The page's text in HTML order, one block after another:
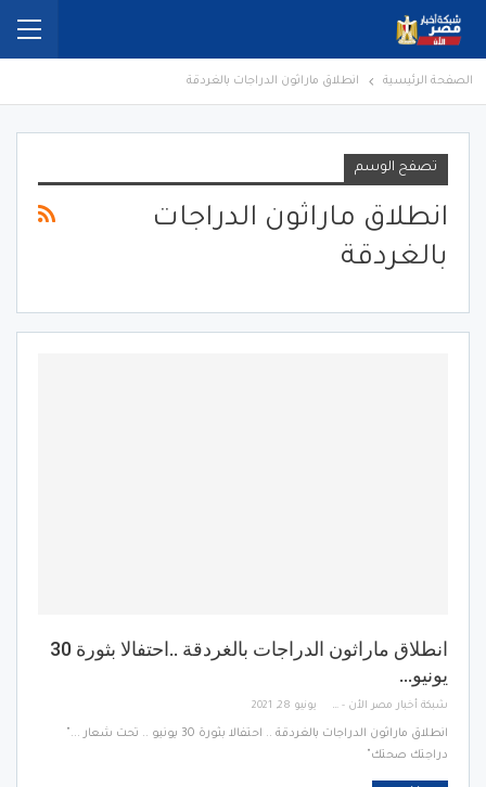
الصفحة الرئيسية انطلاق ماراثون الدراجات بالغردقة
تصفح الوسم
انطلاق ماراثون الدراجات
بالغردقة
انطلاق ماراثون الدراجات بالغردقة ..احتفالا بثورة 30
يونيو…
شبكة أخبار مصر الأن - Egypt News Network Now يونيو 28, 2021
انطلاق ماراثون الدراجات بالغردقة .. احتفالا بثورة 30 يونيو .. تحت شعار ..."
دراجتك صحتك"